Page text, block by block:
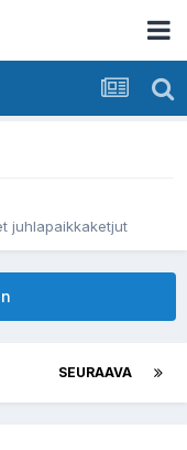
juhlapaikkaketjut
SEURAAVA